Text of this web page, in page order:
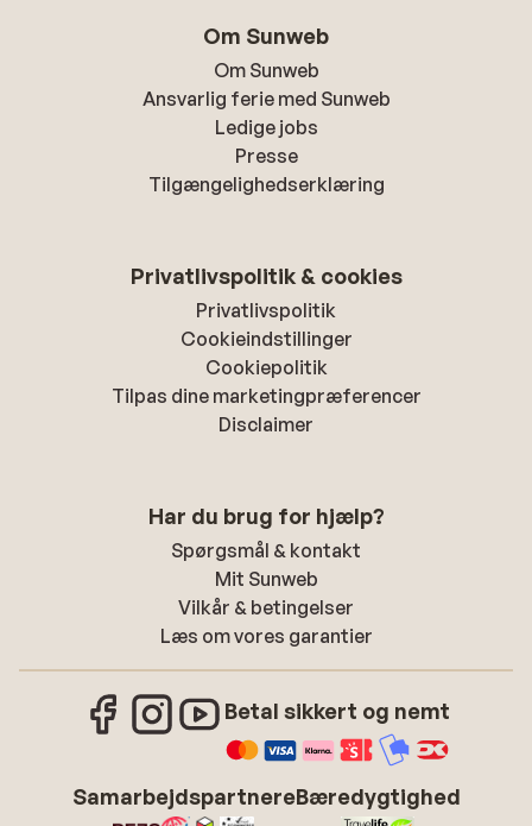
Om Sunweb
Om Sunweb
Ansvarlig ferie med Sunweb
Ledige jobs
Presse
Tilgængelighedserklæring
Privatlivspolitik & cookies
Privatlivspolitik
Cookieindstillinger
Cookiepolitik
Tilpas dine marketingpræferencer
Disclaimer
Har du brug for hjælp?
Spørgsmål & kontakt
Mit Sunweb
Vilkår & betingelser
Læs om vores garantier
Betal sikkert og nemt
SamarbejdspartnereBæredygtighed